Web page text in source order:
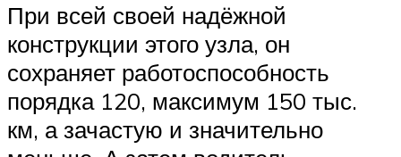
При всей своей надёжной
конструкции этого узла, он
сохраняет работоспособность
порядка 120, максимум 150 тыс.
км, а зачастую и значительно